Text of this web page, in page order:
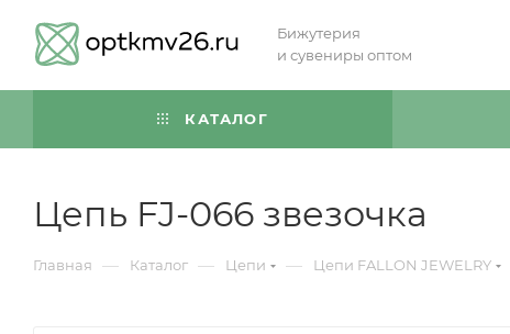
Бижутерия
и сувениры оптом
КАТАЛОГ
Цепь FJ-066 звезочка
Главная — Каталог — Цепи — Цепи FALLON JEWELRY